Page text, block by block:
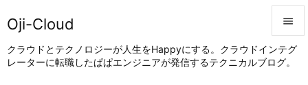
Oji-Cloud
クラウドとテクノロジーが人生をHappyにする。クラウドインテグ
レーターに転職したぱぱエンジニアが発信するテクニカルブログ。


メニュ